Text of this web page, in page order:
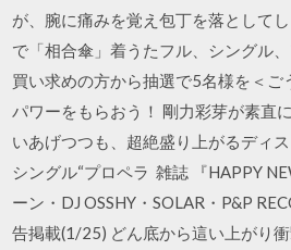
が、腕に痛みを覚え包丁を落として
で「相合傘」着うたフル、シングル
買い求めの方から抽選で5名様を＜ご
パワーをもらおう！ 剛力彩芽が素直
いあげつつも、超絶盛り上がるディ
シングル“プロペラ 雑誌 『HAPPY
ーン・DJ OSSHY・SOLAR・P&P
告掲載(1/25) どん底から這い上がり